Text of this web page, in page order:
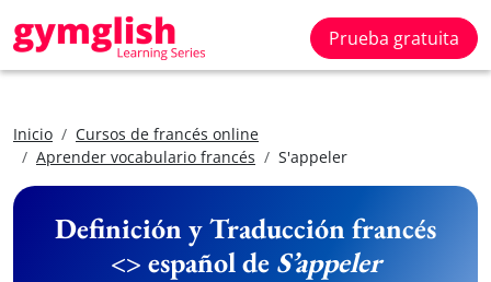
Prueba gratuita
Inicio
Cursos de francés online
Aprender vocabulario francés
S'appeler
Definición y Traducción francés
<> español de S’appeler